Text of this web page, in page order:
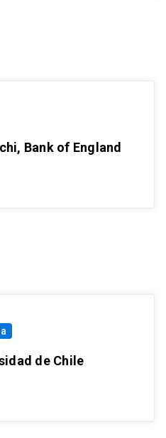
Bank of England
de Chile